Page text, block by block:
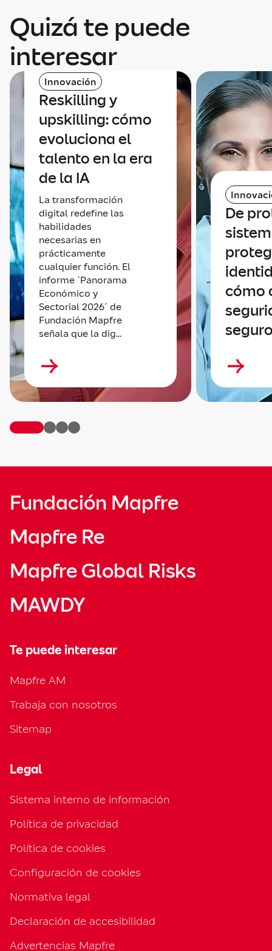
Quizá te puede
interesar
Innovación
Reskilling y
upskilling: cómo
evoluciona el
talento en la era
de la IA
La transformación
digital redefine las
habilidades
necesarias en
prácticamente
cualquier función. El
informe `Panorama
Económico y
Sectorial 2026´ de
Fundación Mapfre
señala que la dig...
De
cómo
Fundación Mapfre
Mapfre Re
Mapfre Global Risks
MAWDY
Te puede interesar
Mapfre AM
Trabaja con nosotros
Sitemap
Legal
Sistema interno de información
Política de privacidad
Política de cookies
Configuración de cookies
Normativa legal
Declaración de accesibilidad
Advertencias Mapfre